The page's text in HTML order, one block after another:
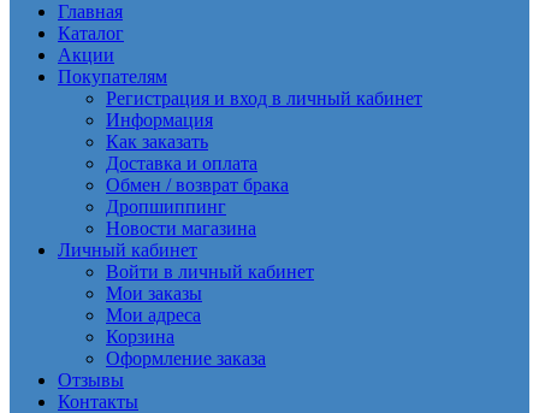
Главная
Каталог
Акции
Покупателям
Регистрация и вход в личный кабинет
Информация
Как заказать
Доставка и оплата
Обмен / возврат брака
Дропшиппинг
Новости магазина
Личный кабинет
Войти в личный кабинет
Мои заказы
Мои адреса
Корзина
Оформление заказа
Отзывы
Контакты